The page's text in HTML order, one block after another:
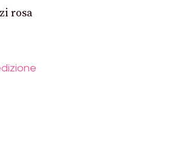
rosa